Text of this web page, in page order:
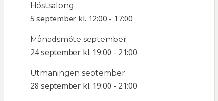
Höstsalong
5 september kl. 12:00 - 17:00
Månadsmöte september
24 september kl. 19:00 - 21:00
Utmaningen september
28 september kl. 19:00 - 21:00